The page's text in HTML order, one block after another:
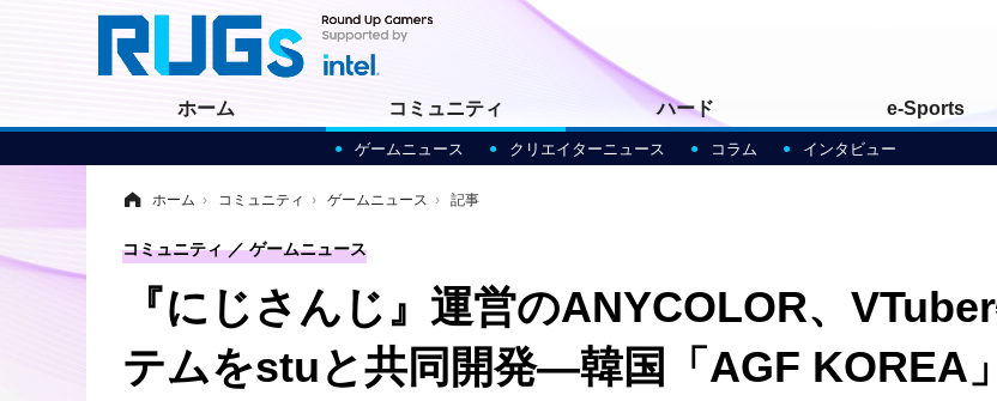
ホーム コミュニティ
ゲームニュース クリエイターニュース コラム インタビュー
ハード e-Sports
ホーム › コミュニティ › ゲームニュース › 記事
『にじさんじ』運営のANYCOLOR、
テムをstuと共同開発―韓国「AGF KOREA
コミュニティ ゲームニュース